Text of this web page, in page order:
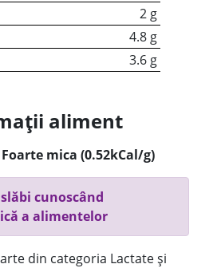
2 g
4.8 g
3.6 g
aliment
Foarte mica (0.52kCal/g)
cunoscând
a alimentelor
din categoria Lactate și